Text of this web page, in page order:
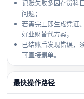
记账失败多因存货科
问题；
若需完工即生成凭证
好业财替代方案；
已结账后发现错误，
可直接删单。
最快操作路径